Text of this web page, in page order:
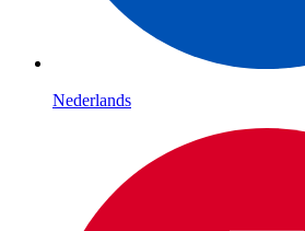
Nederlands